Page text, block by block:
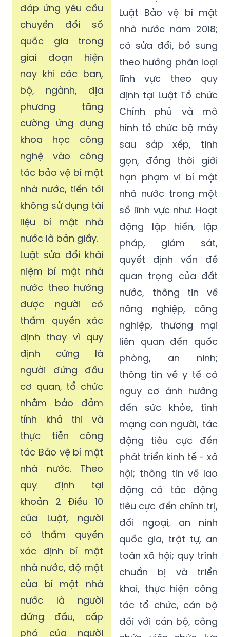
đáp ứng yêu cầu
chuyển đổi số
quốc gia trong
giai đoạn hiện
nay khi các ban,
bộ, ngành, địa
phương tăng
cường ứng dụng
khoa học công
nghệ vào công
tác bảo vệ bí mật
nhà nước, tiến tới
không sử dụng tài
liệu bí mật nhà
nước là bản giấy.
Luật sửa đổi khái
niệm bí mật nhà
nước theo hướng
được người có
thẩm quyền xác
định thay vì quy
định cứng là
người đứng đầu
cơ quan, tổ chức
nhằm bảo đảm
tính khả thi và
thực tiễn công
tác Bảo vệ bí mật
nhà nước. Theo
quy định tại
khoản 2 Điều 10
của Luật, người
có thẩm quyền
xác định bí mật
nhà nước, độ mật
của bí mật nhà
nước là người
đứng đầu, cấp
phó của người
Luật Bảo vệ bí mật
nhà nước năm 2018;
có sửa đổi, bổ sung
theo hướng phân loại
lĩnh vực theo quy
định tại Luật Tổ chức
Chính phủ và mô
hình tổ chức bộ máy
sau sắp xếp, tinh
gọn, đồng thời giới
hạn phạm vi bí mật
nhà nước trong một
số lĩnh vực như: Hoạt
động lập hiến, lập
pháp, giám sát,
quyết định vấn đề
quan trọng của đất
nước, thông tin về
nông nghiệp, công
nghiệp, thương mại
liên quan đến quốc
phòng, an ninh;
thông tin về y tế có
nguy cơ ảnh hưởng
đến sức khỏe, tính
mạng con người, tác
động tiêu cực đến
phát triển kinh tế - xã
hội; thông tin về lao
động có tác động
tiêu cực đến chính trị,
đối ngoại, an ninh
quốc gia, trật tự, an
toàn xã hội; quy trình
chuẩn bị và triển
khai, thực hiện công
tác tổ chức, cán bộ
đối với cán bộ, công